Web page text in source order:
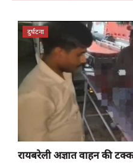
दुर्घटना
रायबरेली अज्ञात वाहन की